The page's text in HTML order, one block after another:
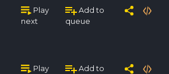
Play
next
Add to
queue
Play
Add to